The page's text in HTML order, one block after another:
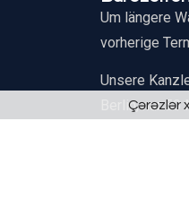
Um längere
vorherige
Unsere
Berlin, nur
Çərəzlər